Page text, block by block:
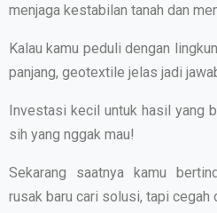
menjaga kestabilan tanah dan
Kalau kamu peduli dengan
panjang, geotextile jelas jadi
Investasi kecil untuk hasil yang
sih yang nggak mau!
Sekarang saatnya kamu
rusak baru cari solusi, tapi cegah